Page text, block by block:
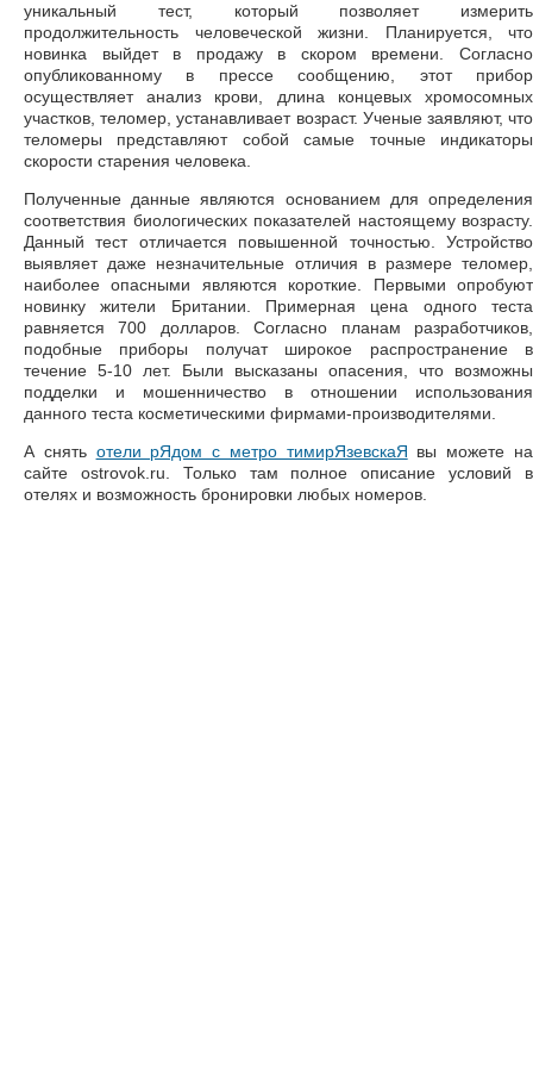
уникальный тест, который позволяет измерить
продолжительность человеческой жизни. Планируется, что
новинка выйдет в продажу в скором времени. Согласно
опубликованному в прессе сообщению, этот прибор
осуществляет анализ крови, длина концевых хромосомных
участков, теломер, устанавливает возраст. Ученые заявляют, что
теломеры представляют собой самые точные индикаторы
скорости старения человека.
Полученные данные являются основанием для определения
соответствия биологических показателей настоящему возрасту.
Данный тест отличается повышенной точностью. Устройство
выявляет даже незначительные отличия в размере теломер,
наиболее опасными являются короткие. Первыми опробуют
новинку жители Британии. Примерная цена одного теста
равняется 700 долларов. Согласно планам разработчиков,
подобные приборы получат широкое распространение в
течение 5-10 лет. Были высказаны опасения, что возможны
подделки и мошенничество в отношении использования
данного теста косметическими фирмами-производителями.
А снять отели рЯдом с метро тимирЯзевскаЯ вы можете на
сайте ostrovok.ru. Только там полное описание условий в
отелях и возможность бронировки любых номеров.